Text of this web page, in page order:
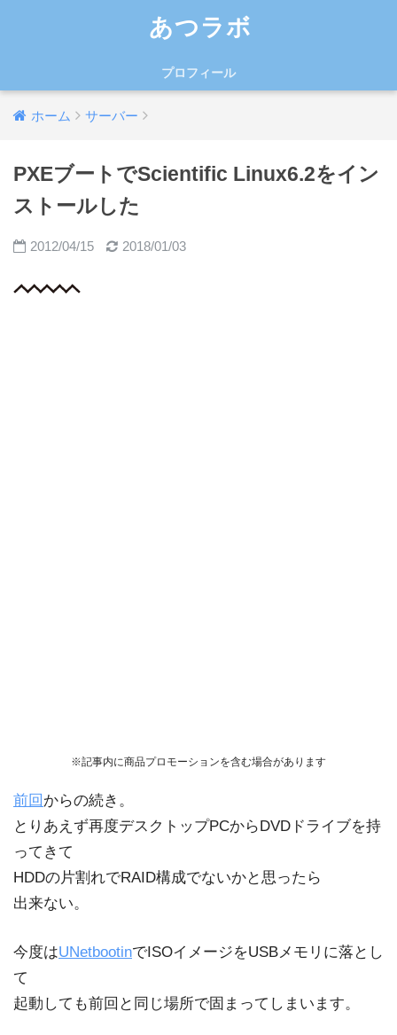
あつラボ
プロフィール
ホーム サーバー
PXEブートでScientific Linux6.2をイン
ストールした
2012/04/15 2018/01/03
※記事内に商品プロモーションを含む場合があります
前回 からの続き。
とりあえず再度デスクトップPCからDVDドライブを持
ってきて
HDDの片割れでRAID構成でないかと思ったら
出来ない。
今度はUNetbootinでISOイメージをUSBメモリに落とし
て
起動しても前回と同じ場所で固まってしまいます。